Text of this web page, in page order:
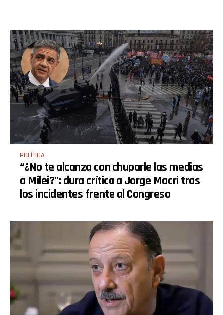
POLÍTICA
“¿No te alcanza con chuparle las medias
a Milei?”: dura crítica a Jorge Macri tras
los incidentes frente al Congreso